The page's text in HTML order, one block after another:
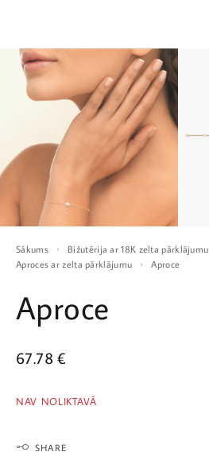
Sākums
Bižutērija ar 18K zelta pārklājumu
Aproces ar zelta pārklājumu
Aproce
Aproce
67.78€
NAV NOLIKTAVĀ
SHARE